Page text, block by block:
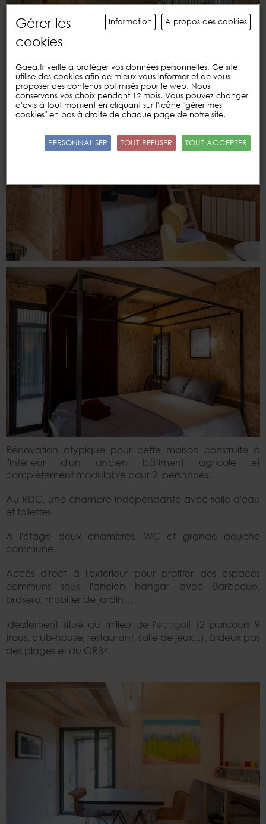
Rénovation atypique pour cette maison construite à
l'intérieur d'un ancien bâtiment agricole et
complètement modulable pour 2 personnes.
Au RDC, une chambre indépendante avec salle d'eau
et toilettes
A l'étage deux chambres, WC et grande douche
commune.
Accès direct à l'extérieur pour profiter des espaces
communs sous l'ancien hangar avec Barbecue,
brasero, mobilier de jardin…
idéalement situé au milieu de l'écogolf (2 parcours 9
trous, club-house, restaurant, salle de jeux...), à deux pas
des plages et du GR34.
A propos des cookies
Information
Gérer les
cookies
Gaea.fr veille à protéger vos données personnelles. Ce site
utilise des cookies afin de mieux vous informer et de vous
proposer des contenus optimisés pour le web. Nous
conservons vos choix pendant 12 mois. Vous pouvez changer
d'avis à tout moment en cliquant sur l'icône "gérer mes
cookies" en bas à droite de chaque page de notre site.
TOUT ACCEPTER
TOUT REFUSER
PERSONNALISER